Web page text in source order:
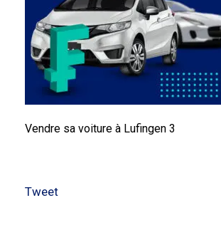
Vendre sa voiture à Lufingen 3
Tweet